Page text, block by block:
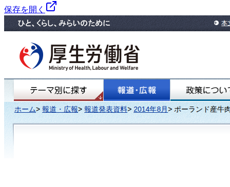
保存を開く